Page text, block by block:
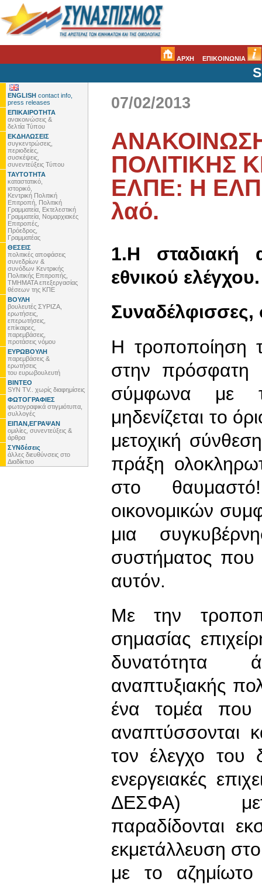
ΑΡΧΗ ΕΠΙΚΟΙΝΩΝΙΑ
ENGLISH contact info,
press releases
ΕΠΙΚΑΙΡΟΤΗΤΑ
ανακοινώσεις &
δελτία Τύπου
ΕΚΔΗΛΩΣΕΙΣ
συγκεντρώσεις,
περιοδείες,
συσκέψεις,
συνεντεύξεις Τύπου
ΤΑΥΤΟΤΗΤΑ
καταστατικό,
ιστορικό,
Κεντρική Πολιτική
Επιτροπή, Πολιτική
Γραμματεία, Εκτελεστική
Γραμματεία, Νομαρχιακές
Επιτροπές,
Πρόεδρος,
Γραμματέας
ΘΕΣΕΙΣ
πολιτικές αποφάσεις
συνεδρίων &
συνόδων Κεντρικής
Πολιτικής Επιτροπής,
ΤΜΗΜΑΤΑ επεξεργασίας
θέσεων της ΚΠΕ
ΒΟΥΛΗ
βουλευτές ΣΥΡΙΖΑ,
ερωτήσεις,
επερωτήσεις,
επίκαιρες,
παρεμβάσεις,
προτάσεις νόμου
ΕΥΡΩΒΟΥΛΗ
παρεμβάσεις &
ερωτήσεις
του ευρωβουλευτή
ΒΙΝΤΕΟ
SYN TV.. χωρίς διαφημίσεις
ΦΩΤΟΓΡΑΦΙΕΣ
φωτογραφικά στιγμιότυπα,
συλλογές
ΕΙΠΑΝ,ΕΓΡΑΨΑΝ
ομιλίες, συνεντεύξεις &
άρθρα
ΣΥΝδέσεις
άλλες διευθύνσεις στο
Διαδίκτυο
07/02/2013
ΠΟΛΙΤΙΚΗΣ
ΕΛΠΕ: Η
λαό.
1.Η σταδιακή
εθνικού ελέγχου.
Συναδέλφισσες,
Η τροποποίηση
στην πρόσφατη
σύμφωνα με
μηδενίζεται το
μετοχική
πράξη
στο
οικονομικών
μια
συστήματος που
αυτόν.
Με την
σημασίας
δυνατότητα
αναπτυξιακής
ένα τομέα που
αναπτύσσονται
τον έλεγχο του
ενεργειακές
ΔΕΣΦΑ)
παραδίδονται
εκμετάλλευση
με το